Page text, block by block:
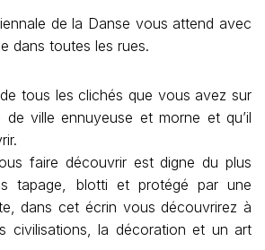
de la Danse vous attend avec
dans toutes les rues.
tous les clichés que vous avez sur
ville ennuyeuse et morne et qu’il
faire découvrir est digne du plus
tapage, blotti et protégé par une
dans cet écrin vous découvrirez à
civilisations, la décoration et un art